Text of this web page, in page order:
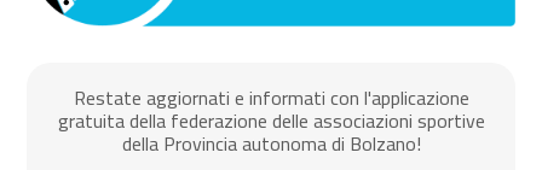
Restate aggiornati e informati con l'applicazione
gratuita della federazione delle associazioni sportive
della Provincia autonoma di Bolzano!